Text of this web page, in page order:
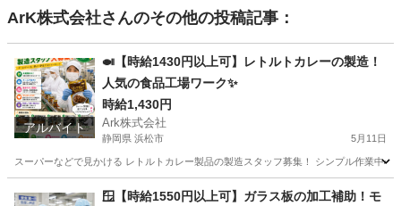
ArK株式会社さんのその他の投稿記事：
アルバイト
🍛【時給1430円以上可】レトルトカレーの製造！
人気の食品工場ワーク✨
時給1,430円
Ark株式会社
静岡県 浜松市 5月11日
スーパーなどで見かける レトルトカレー製品の製造スタッフ募集！ シンプル作業中
工場
🪟【時給1550円以上可】ガラス板の加工補助！モ